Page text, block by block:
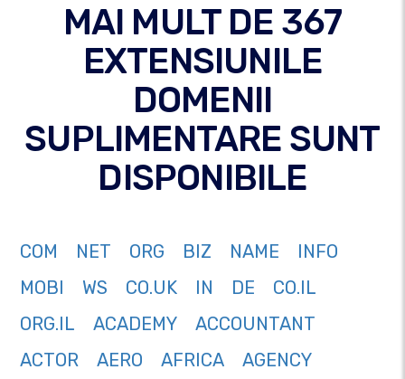
MAI MULT DE 367
EXTENSIUNILE
DOMENII
SUPLIMENTARE SUNT
DISPONIBILE
COM NET ORG BIZ NAME
INFO
MOBI
WS CO.UK IN DE
CO.IL
ORG.IL
ACADEMY
ACCOUNTANT
ACTOR
AERO AFRICA
AGENCY